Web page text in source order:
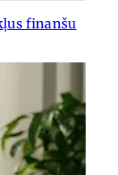
finanšu